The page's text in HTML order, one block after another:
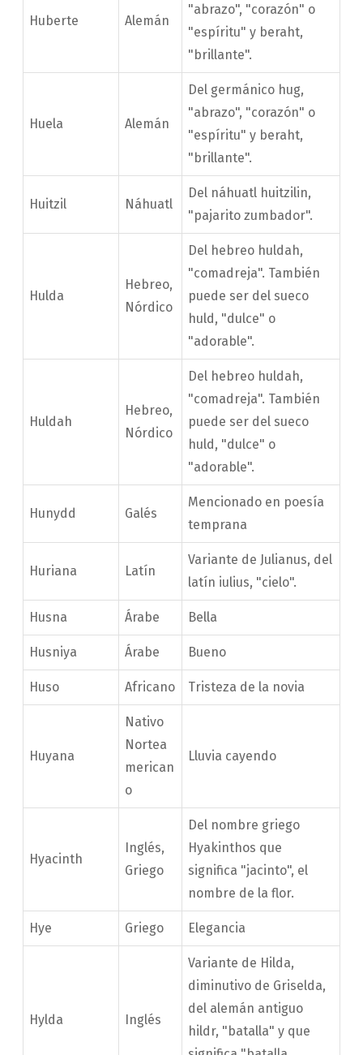
Huberte Alemán
"abrazo", "corazón" o
"espíritu" y beraht,
"brillante".
Huela Alemán
Del germánico hug,
"abrazo", "corazón" o
"espíritu" y beraht,
"brillante".
Huitzil Náhuatl
Del náhuatl huitzilin,
"pajarito zumbador".
Hulda
Hebreo,
Nórdico
Del hebreo huldah,
"comadreja". También
puede ser del sueco
huld, "dulce" o
"adorable".
Huldah
Hebreo,
Nórdico
Del hebreo huldah,
"comadreja". También
puede ser del sueco
huld, "dulce" o
"adorable".
Hunydd Galés
Mencionado en poesía
temprana
Huriana Latín
Variante de Julianus, del
latín iulius, "cielo".
Husna Árabe Bella
Husniya Árabe Bueno
Huso Africano Tristeza de la novia
Huyana
Nativo
Nortea
merican
o
Lluvia cayendo
Hyacinth
Inglés,
Griego
Del nombre griego
Hyakinthos que
significa "jacinto", el
nombre de la flor.
Hye Griego Elegancia
Hylda Inglés
Variante de Hilda,
diminutivo de Griselda,
del alemán antiguo
hildr, "batalla" y que